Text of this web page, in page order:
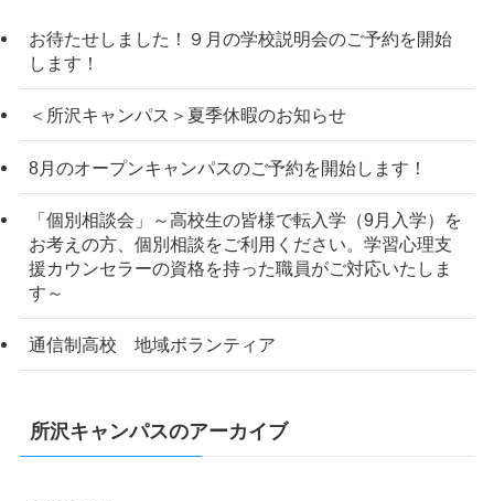
お待たせしました！９月の学校説明会のご予約を開始
します！
＜所沢キャンパス＞夏季休暇のお知らせ
8月のオープンキャンパスのご予約を開始します！
「個別相談会」～高校生の皆様で転入学（9月入学）を
お考えの方、個別相談をご利用ください。学習心理支
援カウンセラーの資格を持った職員がご対応いたしま
す～
通信制高校 地域ボランティア
所沢キャンパスのアーカイブ